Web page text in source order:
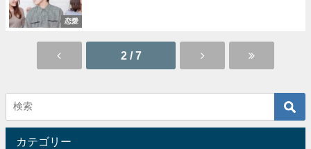
恋愛
2 / 7
カテゴリー